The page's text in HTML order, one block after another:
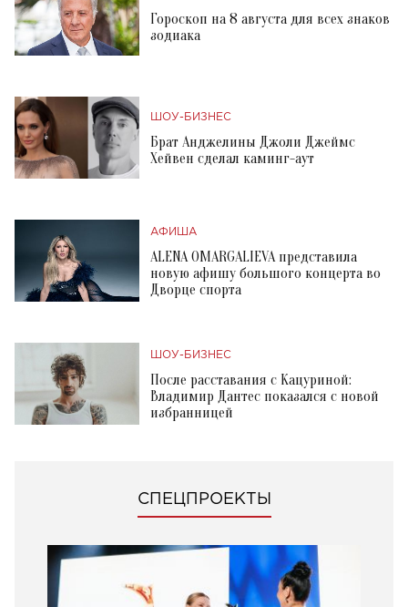
Гороскоп на 8 августа для всех знаков
зодиака
ШОУ-БИЗНЕС
Брат Анджелины Джоли Джеймс
Хейвен сделал каминг-аут
АФИША
ALENA OMARGALIEVA представила
новую афишу большого концерта во
Дворце спорта
ШОУ-БИЗНЕС
После расставания с Кацуриной:
Владимир Дантес показался с новой
избранницей
СПЕЦПРОЕКТЫ